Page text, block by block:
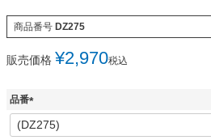
商品番号 DZ275
販売価格 ¥2,970税込
品番
(
必